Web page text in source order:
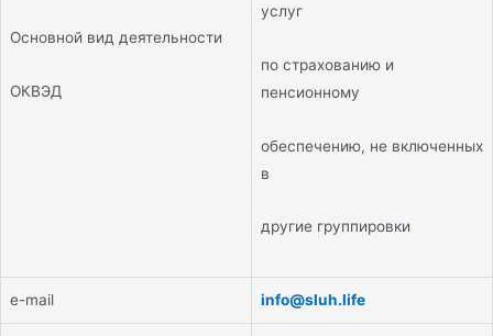
Основной вид деятельности
ОКВЭД
услуг
по страхованию и
пенсионному
обеспечению, не включенных
в
другие группировки
e-mail info@sluh.life